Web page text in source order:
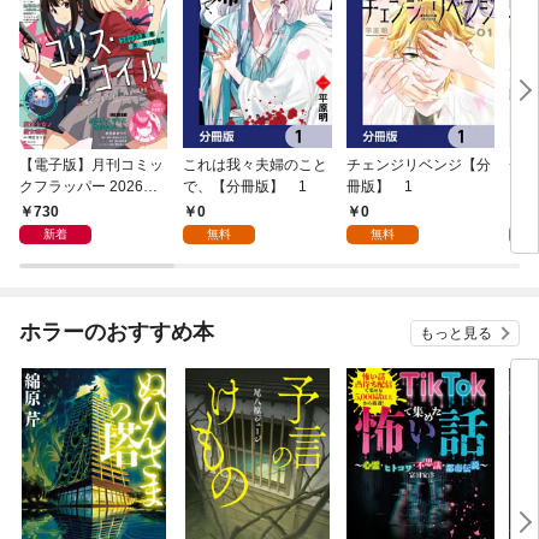
【電子版】月刊コミッ
クフラッパー 2026年9
月号730
新着
これは我々夫婦のこと
で、【分冊版】 1
0
無料
チェンジリベンジ【分
冊版】 1
0
無料
チ
ホラーのおすすめ本 もっと見る